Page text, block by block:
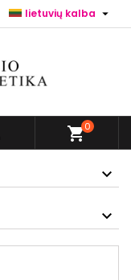
lietuvių kalba 
shopping_cart0